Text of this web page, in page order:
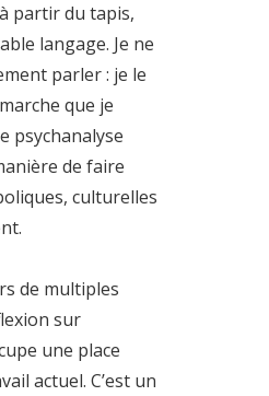
partir du tapis,
langage. Je ne
parler : je le
que je
psychanalyse
de faire
culturelles
de multiples
sur
une place
actuel. C’est un